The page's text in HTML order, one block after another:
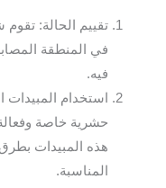
تقييم الحالة: تقوم
في المنطقة
فيه.
استخدام
حشرية خاصة
هذه المبيدات بطرق
المناسبة.